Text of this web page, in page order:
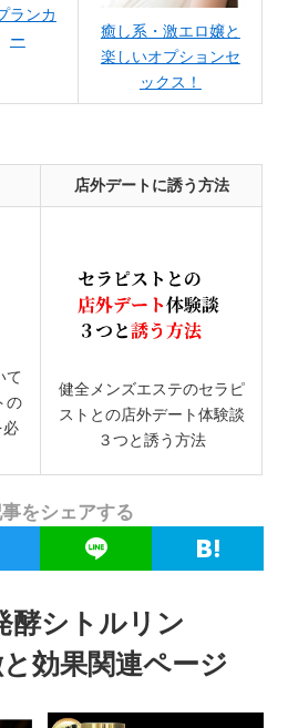
ランカ
ー
癒し系・激エロ嬢と
楽しいオプションセ
ックス！
店外デートに誘う方法
て
の
必
健全メンズエステのセラピ
ストとの店外デート体験談
３つと誘う方法
をシェアする
酵シトルリン
効果関連ページ